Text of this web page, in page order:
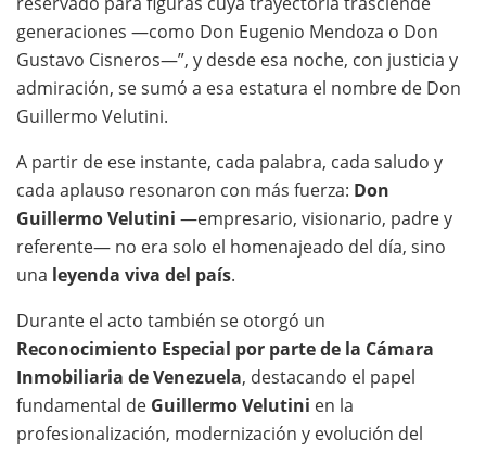
generaciones —como Don Eugenio Mendoza o Don
Gustavo Cisneros—”, y desde esa noche, con justicia y
admiración, se sumó a esa estatura el nombre de Don
Guillermo Velutini.
A partir de ese instante, cada palabra, cada saludo y
cada aplauso resonaron con más fuerza: Don
Guillermo Velutini —empresario, visionario, padre y
referente— no era solo el homenajeado del día, sino
una leyenda viva del país.
Durante el acto también se otorgó un
Reconocimiento Especial por parte de la Cámara
Inmobiliaria de Venezuela, destacando el papel
fundamental de Guillermo Velutini en la
profesionalización, modernización y evolución del